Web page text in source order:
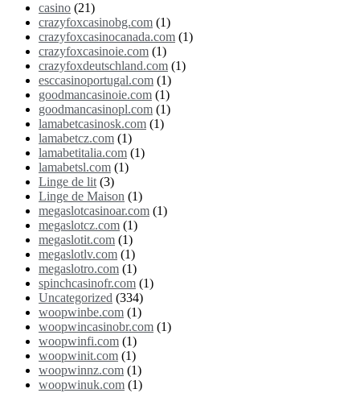
casino (21)
crazyfoxcasinobg.com (1)
crazyfoxcasinocanada.com (1)
crazyfoxcasinoie.com (1)
crazyfoxdeutschland.com (1)
esccasinoportugal.com (1)
goodmancasinoie.com (1)
goodmancasinopl.com (1)
lamabetcasinosk.com (1)
lamabetcz.com (1)
lamabetitalia.com (1)
lamabetsl.com (1)
Linge de lit (3)
Linge de Maison (1)
megaslotcasinoar.com (1)
megaslotcz.com (1)
megaslotit.com (1)
megaslotlv.com (1)
megaslotro.com (1)
spinchcasinofr.com (1)
Uncategorized (334)
woopwinbe.com (1)
woopwincasinobr.com (1)
woopwinfi.com (1)
woopwinit.com (1)
woopwinnz.com (1)
woopwinuk.com (1)